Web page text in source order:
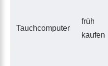
Tauchcomputer
früh
kaufen